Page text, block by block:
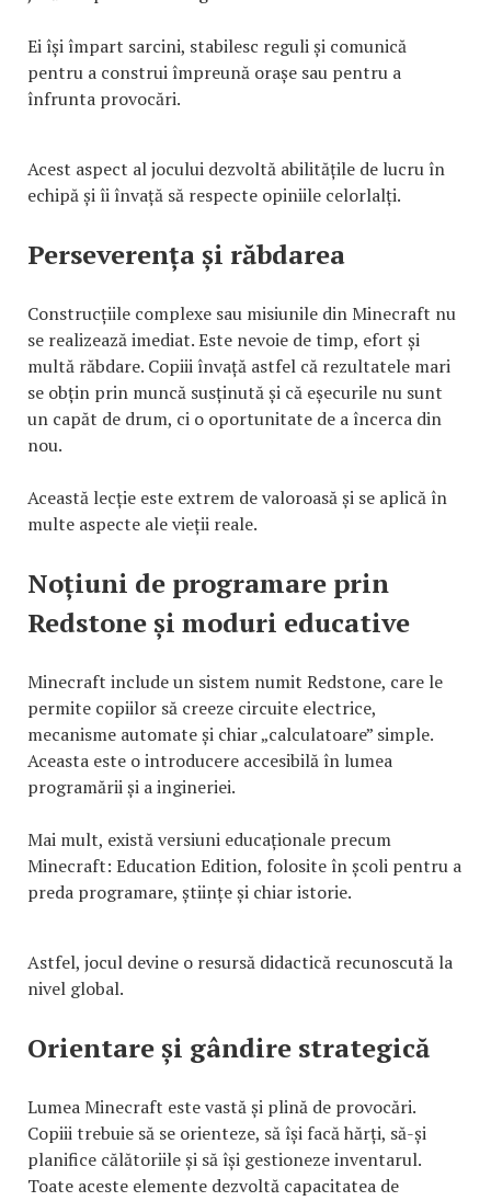
Ei își împart sarcini, stabilesc reguli și comunică
pentru a construi împreună orașe sau pentru a
înfrunta provocări.
Acest aspect al jocului dezvoltă abilitățile de lucru în
echipă și îi învață să respecte opiniile celorlalți.
Perseverența și răbdarea
Construcțiile complexe sau misiunile din Minecraft nu
se realizează imediat. Este nevoie de timp, efort și
multă răbdare. Copiii învață astfel că rezultatele mari
se obțin prin muncă susținută și că eșecurile nu sunt
un capăt de drum, ci o oportunitate de a încerca din
nou.
Această lecție este extrem de valoroasă și se aplică în
multe aspecte ale vieții reale.
Noțiuni de programare prin
Redstone și moduri educative
Minecraft include un sistem numit Redstone, care le
permite copiilor să creeze circuite electrice,
mecanisme automate și chiar „calculatoare” simple.
Aceasta este o introducere accesibilă în lumea
programării și a ingineriei.
Mai mult, există versiuni educaționale precum
Minecraft: Education Edition, folosite în școli pentru a
preda programare, științe și chiar istorie.
Astfel, jocul devine o resursă didactică recunoscută la
nivel global.
Orientare și gândire strategică
Lumea Minecraft este vastă și plină de provocări.
Copiii trebuie să se orienteze, să își facă hărți, să-și
planifice călătoriile și să își gestioneze inventarul.
Toate aceste elemente dezvoltă capacitatea de